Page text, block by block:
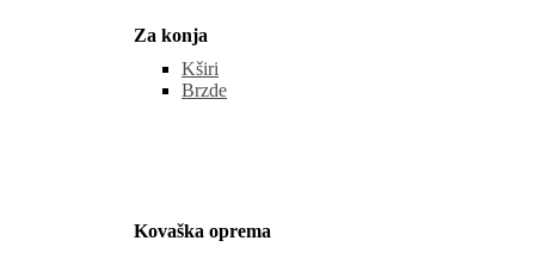
Za konja
Kširi
Brzde
Kovaška oprema